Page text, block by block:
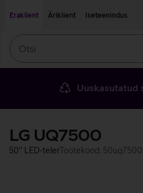
Eraklient
Äriklient Iseteenindus
Uuskasutatud
LG UQ7500
50'' LED-telerTootekood: